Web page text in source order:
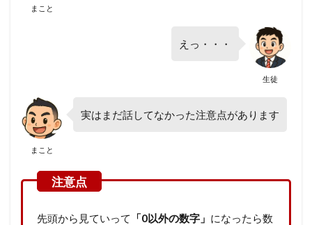
まこと
生徒
えっ・・・
まこと
実はまだ話してなかった注意点があります
先頭から見ていって 「0以外の数字」 になったら数